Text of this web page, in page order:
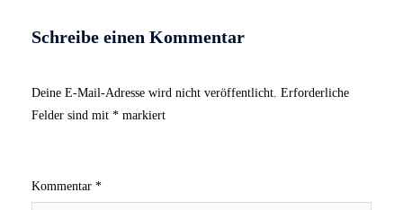
Schreibe einen Kommentar
Deine E-Mail-Adresse wird nicht veröffentlicht. Erforderliche
Felder sind mit * markiert
Kommentar *